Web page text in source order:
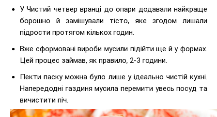
У Чистий четвер вранці до опари додавали найкраще
борошно й замішували тісто, яке згодом лишали
підрости протягом кількох годин.
Вже сформовані вироби мусили підійти ще й у формах.
Цей процес займав, як правило, 2-3 години.
Пекти паску можна було лише у ідеально чистій кухні.
Напередодні газдиня мусила перемити увесь посуд та
вичистити піч.